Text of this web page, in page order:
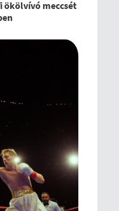
ökölvívó meccsét